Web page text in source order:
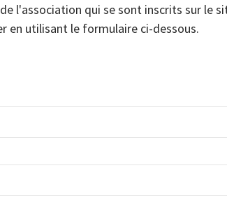
l'association qui se sont inscrits sur le
en utilisant le formulaire ci-dessous.